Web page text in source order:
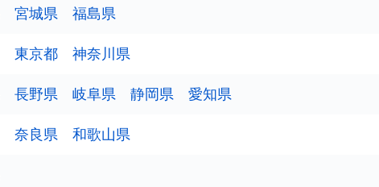
4
宮城県 福島県
東京都 神奈川県
長野県 岐阜県 静岡県 愛知県
奈良県 和歌山県